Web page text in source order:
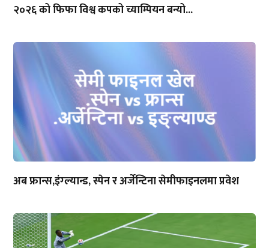
२०२६ को फिफा विश्व कपको च्याम्पियन बन्यो...
अब फ्रान्स,इंग्ल्यान्ड, स्पेन र अर्जेन्टिना सेमीफाइनलमा प्रवेश